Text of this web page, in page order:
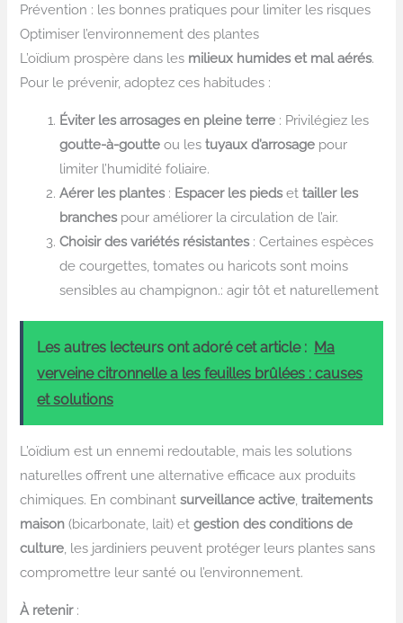
Prévention : les bonnes pratiques pour limiter les risques
Optimiser l’environnement des plantes
L’oïdium prospère dans les milieux humides et mal aérés.
Pour le prévenir, adoptez ces habitudes :
Éviter les arrosages en pleine terre : Privilégiez les
goutte-à-goutte ou lestuyaux d’arrosage pour
limiter l’humidité foliaire.
Aérer les plantes: Espacer les piedsettailler les
branchespour améliorer la circulation de l’air.
Choisir des variétés résistantes: Certaines espèces
de courgettes, tomates ou haricots sont moins
sensibles au champignon.: agir tôt et naturellement
Les autres lecteurs ont adoré cet article : Ma
verveine citronnelle a les feuilles brûlées : causes
et solutions
L’oïdium est un ennemi redoutable, mais les solutions
naturelles offrent une alternative efficace aux produits
chimiques. En combinantsurveillance active ,traitements
maison (bicarbonate, lait) etgestion des conditions de
culture , les jardiniers peuvent protéger leurs plantes sans
compromettre leur santé ou l’environnement.
À retenir: